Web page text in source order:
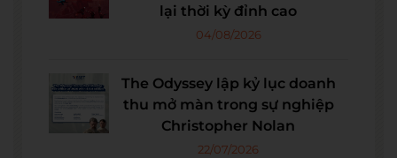
lại thời kỳ đỉnh cao
04/08/2026
The Odyssey lập kỷ lục doanh
thu mở màn trong sự nghiệp
Christopher Nolan
22/07/2026